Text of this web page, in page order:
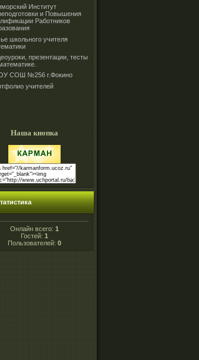
Институт
и Повышения
Работников
школьного учителя
презентации, тесты
СОШ №256 г.Фокино
учителей
Наша кнопка
Онлайн всего: 1
Гостей: 1
Пользователей: 0